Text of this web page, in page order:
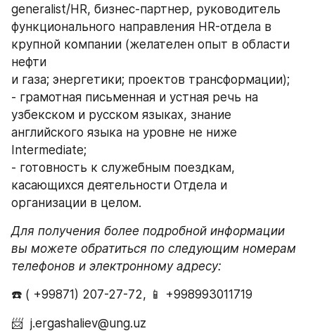
generalist/HR, бизнес-партнер, руководитель
функционального направления HR-отдела в
крупной компании (желателен опыт в области
нефти
и газа; энергетики; проектов трансформации);
- грамотная письменная и устная речь на
узбекском и русском языках, знание
английского языка на уровне не ниже
Intermediate;
- готовность к служебным поездкам,
касающихся деятельности Отдела и
организации в целом.
Для получения более подробной информации
вы можете обратиться по следующим номерам
телефонов и электронному адресу:
☎️ ( +99871) 207-27-72, 📱 +998993011719
📨  j.ergashaliev@ung.uz